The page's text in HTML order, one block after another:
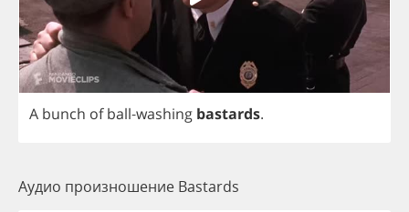
A bunch of ball-washing bastards.
Аудио произношение Bastards